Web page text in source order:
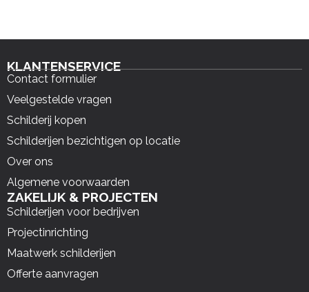
KLANTENSERVICE
Contact formulier
Veelgestelde vragen
Schilderij kopen
Schilderijen bezichtigen op locatie
Over ons
Algemene voorwaarden
ZAKELIJK & PROJECTEN
Schilderijen voor bedrijven
Projectinrichting
Maatwerk schilderijen
Offerte aanvragen